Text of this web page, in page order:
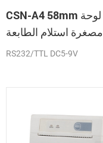
CSN-A4 58mm لوحة
مصغرة استلام الطابعة
الحرارية
RS232/TTL DC5-9V